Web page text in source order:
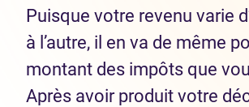
Puisque votre revenu varie
à l’autre, il en va de même
montant des impôts que
Après avoir produit votre